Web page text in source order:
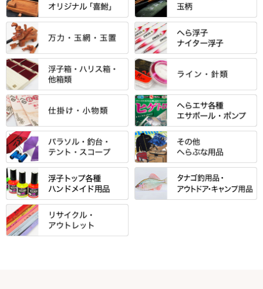
「雅（みやび）」シリーズ・エ
ントＰＬＵＳシリーズ
エントラント・ＳＰＷシリーズ
スモールクロコダイルシリーズ
エクセーヌ・スエードシリーズ
バッグ・小物ケース・ワッペン
クッション・シート・スカー
ト・エプロン
保護ケース
アクリルシリーズ・アクセサリ
すべて
「至高」シリーズ
万力付お膳
クワセ皿・コブ皿・角皿
浮子筒・浮子箱・ハリス箱・玉
ノ柄スタンド
小物箱・うどん箱・うどん皿
ハサミケース
カウンター
針外し・糸ほどき
すべて
シマノ
ダイワ
がまかつ
サクラ・NISSIN・合成竿・他
光竹作 カーボン竿掛・玉ノ柄
匠絆・かちどき・旋（めぐ
る）・千望・千尋・悠月・その
他
すべて
当店オリジナル「勝俊」作
光竹 製品
松村作（万力）
松村作（先受・その他）
万久作
岐山 製品
逍遥（しょうよう）
すべて
忠相・一志
昴 ・TOMO
りきや ・ 大祐
心也・士天・狂鬼
伊吹 ・ SATTO
KEN∑HI【ケンシ】
すべて
金鯱 シリーズ
浮子箱
浮子立て・浮子筒
ハリスケース
仕掛箱・小物箱
ハリスメジャー系
すべて
東レ・ラーヂ
サンライン ・ ダン
鬼掛・MARUTO
すべて
ウキ止めストッパー・糸・チュ
ーブ
ウキゴム 遊動式
松葉仕掛用
すべて
マルキュー 麩系
マルキュー その他
すべて
パラソル
テント
すべて
バック＆ロッドケース
すべて
浮子用素材